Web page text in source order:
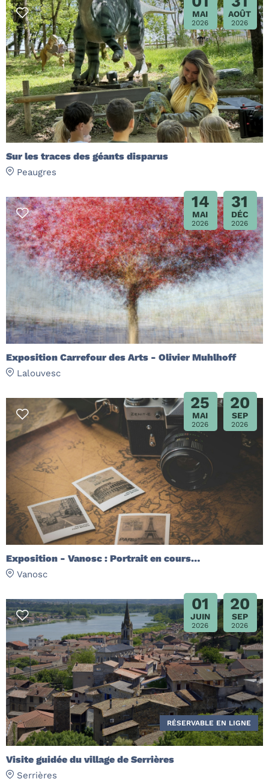
MAI
2026
AOÛT
2026
Sur les traces des géants disparus
Peaugres
14
MAI
2026
31
DÉC
2026
Exposition Carrefour des Arts - Olivier Muhlhoff
Lalouvesc
25
MAI
2026
20
SEP
2026
Exposition - Vanosc : Portrait en cours…
Vanosc
01
JUIN
2026
20
SEP
2026
Visite guidée du village de Serrières
Serrières
RÉSERVABLE EN LIGNE